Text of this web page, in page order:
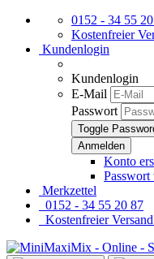
0152 - 34 55
Kostenfreier
Kundenlogin
Kundenlogin
E-Mail
Passwort
Toggle
Konto
Passwort
Merkzettel
0152 - 34 55 20 87
Kostenfreier